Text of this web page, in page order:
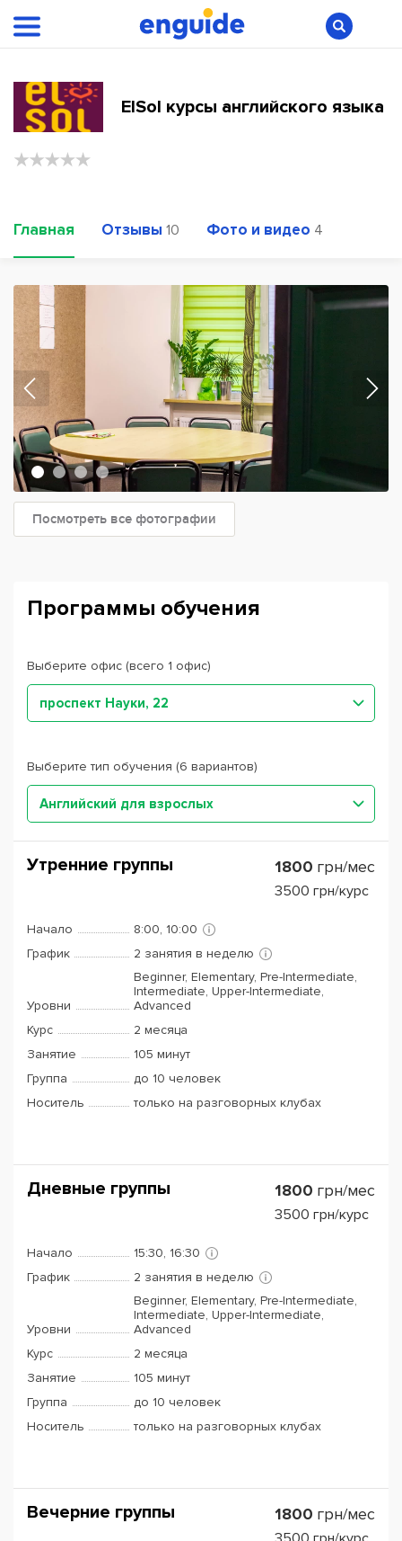
ElSol курсы английского языка
Главная Отзывы 10 Фото и видео 4
Посмотреть все фотографии
Программы обучения
Выберите офис (всего 1 офис)
проспект Науки, 22
Выберите тип обучения (6 вариантов)
Английский для взрослых
Утренние группы 1800 грн/мес
3500 грн/курс
Начало
8:00, 10:00
График
2 занятия в неделю
Уровни
Beginner, Elementary, Pre-Intermediate,
Intermediate, Upper-Intermediate,
Advanced
Курс
2 месяца
Занятие
105 минут
Группа
до 10 человек
Носитель
только на разговорных клубах
Дневные группы 1800 грн/мес
3500 грн/курс
Начало
15:30, 16:30
График
2 занятия в неделю
Уровни
Beginner, Elementary, Pre-Intermediate,
Intermediate, Upper-Intermediate,
Advanced
Курс
2 месяца
Занятие
105 минут
Группа
до 10 человек
Носитель
только на разговорных клубах
Вечерние группы 1800 грн/мес